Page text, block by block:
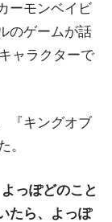
ーモンベイビ
のゲームが話
ャラクターで
『キングオブ
。
っぽどのこと
たら、よっぽ